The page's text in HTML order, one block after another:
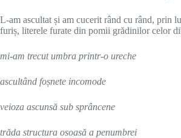
L-am ascultat și am cucerit rând cu rând, prin
furiș, literele furate din pomii grădinilor celor
mi-am trecut umbra printr-o ureche
ascultând foșnete incomode
veioza ascunsă sub sprâncene
trăda structura osoasă a penumbrei